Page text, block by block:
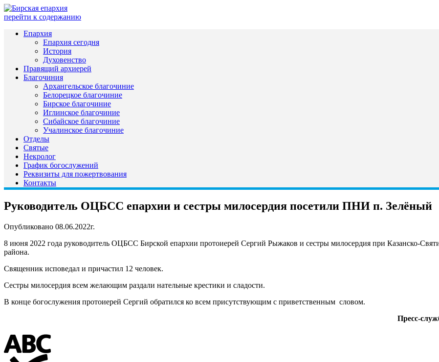
перейти к содержанию
Епархия
Епархия сегодня
История
Духовенство
Правящий архиерей
Благочиния
Архангельское благочиние
Белорецкое благочиние
Бирское благочиние
Иглинское благочиние
Сибайское благочиние
Учалинское благочиние
Отделы
Святые
Некролог
График богослужений
Реквизиты для пожертвования
Контакты
Руководитель ОЦБСС епархии и сестры милосердия посетили ПНИ п. Зелёный
Опубликовано 08.06.2022г.
8 июня 2022 года руководитель ОЦБСС Бирской епархии протоиерей Сергий Рыжаков и сестры милосердия при Казанско-
района.
Священник исповедал и причастил 12 человек.
Сестры милосердия всем желающим раздали нательные крестики и сладости.
В конце богослужения протоиерей Сергий обратился ко всем присутствующим с приветственным словом.
Пресс-